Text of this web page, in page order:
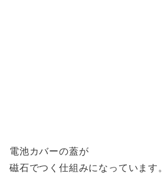
電池カバーの蓋が
磁石でつく仕組みになっています。